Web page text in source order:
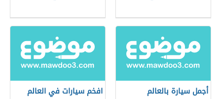
أجمل سيارة بالعالم افخم سيارات في العالم